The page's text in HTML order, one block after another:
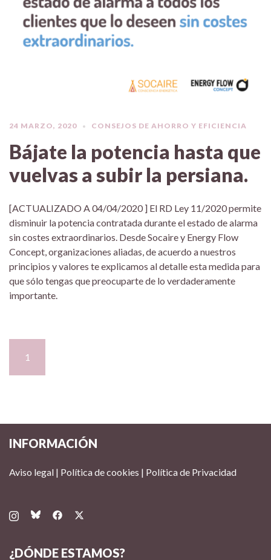
24 MARZO, 2020 CONSEJOS DE AHORRO Y EFICIENCIA
Bájate la potencia hasta que
vuelvas a subir la persiana.
[ACTUALIZADO A 04/04/2020 ] El RD Ley 11/2020 permite
disminuir la potencia contratada durante el estado de alarma
sin costes extraordinarios. Desde Socaire y Energy Flow
Concept, organizaciones aliadas, de acuerdo a nuestros
principios y valores te explicamos al detalle esta medida para
que sólo tengas que preocuparte de lo verdaderamente
importante.
1
INFORMACIÓN
Aviso legal | Política de cookies | Política de Privacidad
¿DÓNDE ESTAMOS?